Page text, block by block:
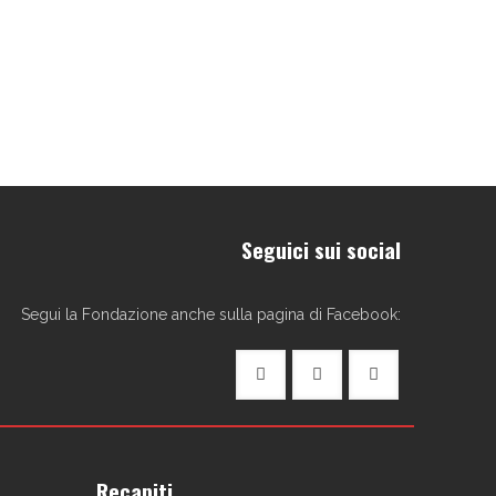
Seguici sui social
Segui la Fondazione anche sulla pagina di Facebook: